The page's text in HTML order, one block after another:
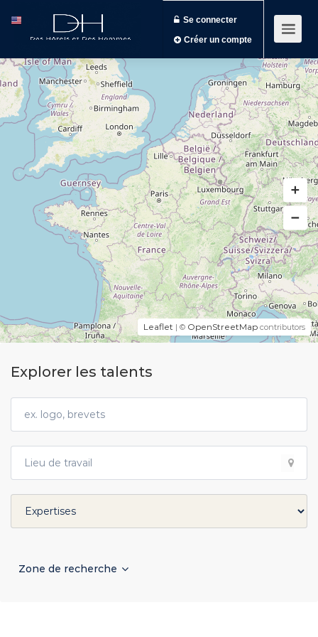
Se connecter
Créer un compte
Explorer les talents
Zone de recherche
Leaflet | © OpenStreetMap contributors